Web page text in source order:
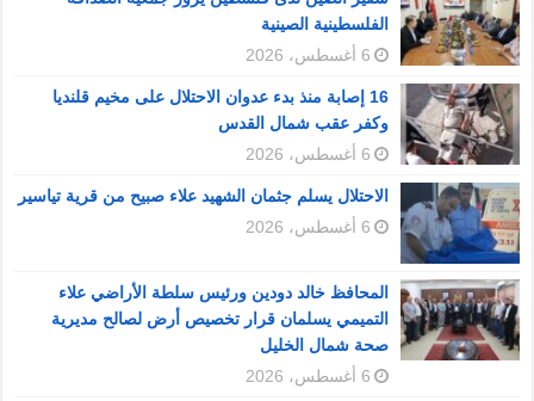
الفلسطينية الصينية
6 أغسطس، 2026
16 إصابة منذ بدء عدوان الاحتلال على مخيم قلنديا
وكفر عقب شمال القدس
6 أغسطس، 2026
الاحتلال يسلم جثمان الشهيد علاء صبيح من قرية تياسير
6 أغسطس، 2026
المحافظ خالد دودين ورئيس سلطة الأراضي علاء
التميمي يسلمان قرار تخصيص أرض لصالح مديرية
صحة شمال الخليل
6 أغسطس، 2026